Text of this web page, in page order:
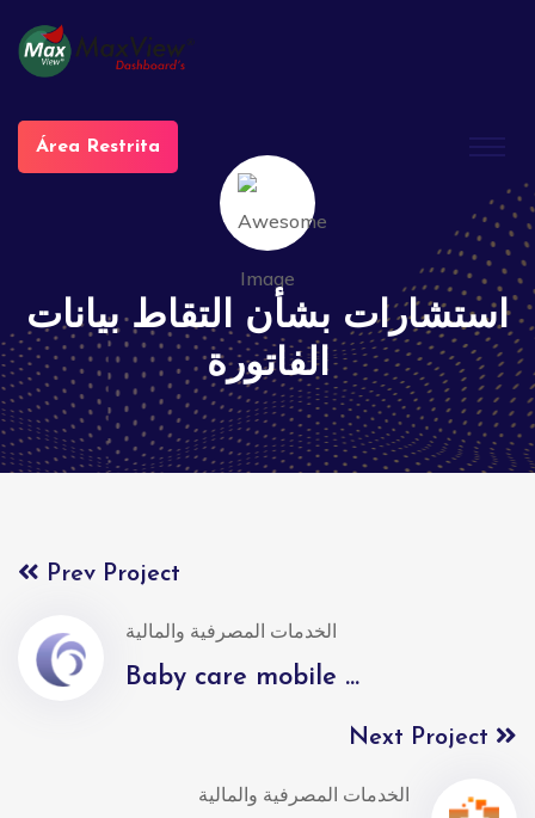
Área Restrita
استشارات بشأن التقاط بيانات
الفاتورة
Prev Project
الخدمات المصرفية والمالية
Baby care mobile ...
Next Project
الخدمات المصرفية والمالية